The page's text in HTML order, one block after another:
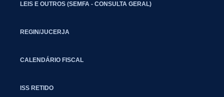
LEIS E OUTROS (SEMFA - CONSULTA GERAL)
REGIN/JUCERJA
CALENDÁRIO FISCAL
ISS RETIDO